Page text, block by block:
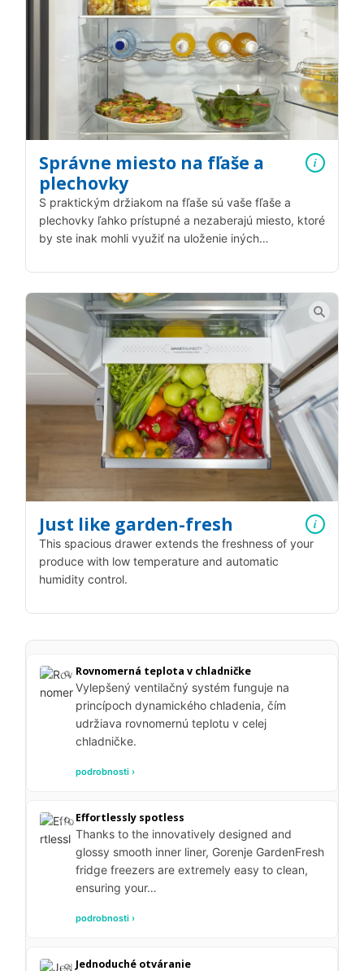
Správne miesto na fľaše a
plechovky
i
S praktickým držiakom na fľaše sú vaše fľaše a
plechovky ľahko prístupné a nezaberajú miesto, ktoré
by ste inak mohli využiť na uloženie iných…
Just like garden-fresh i
This spacious drawer extends the freshness of your
produce with low temperature and automatic
humidity control.
Rovnomerná teplota v chladničke
Vylepšený ventilačný systém funguje na
princípoch dynamického chladenia, čím
udržiava rovnomernú teplotu v celej
chladničke.
podrobnosti ›
Effortlessly spotless
Thanks to the innovatively designed and
glossy smooth inner liner, Gorenje GardenFresh
fridge freezers are extremely easy to clean,
ensuring your…
podrobnosti ›
Jednoduché otváranie